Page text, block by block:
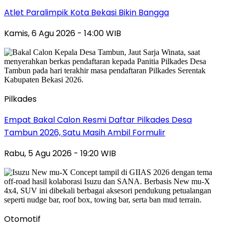
Atlet Paralimpik Kota Bekasi Bikin Bangga
Kamis, 6 Agu 2026 - 14:00 WIB
Pilkades
Empat Bakal Calon Resmi Daftar Pilkades Desa
Tambun 2026, Satu Masih Ambil Formulir
Rabu, 5 Agu 2026 - 19:20 WIB
Otomotif